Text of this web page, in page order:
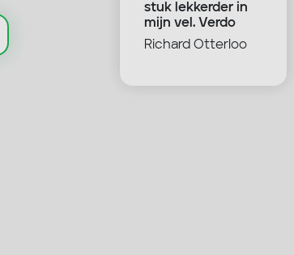
vind
stuk lekkerder in
mijn vel. Verdo
heeft mij een
ief gegeven en ik
Richard Otterloo